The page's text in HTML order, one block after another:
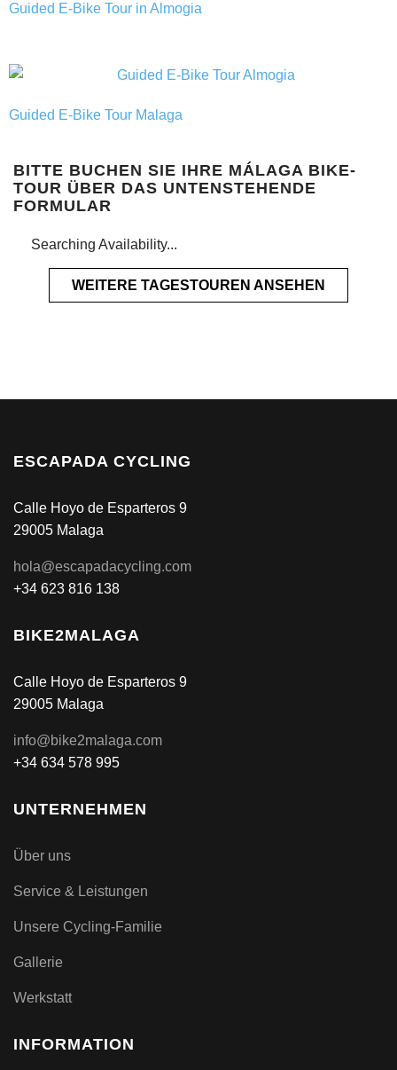
Guided E-Bike Tour in Almogia
Guided E-Bike Tour Malaga
BITTE BUCHEN SIE IHRE MÁLAGA BIKE-
TOUR ÜBER DAS UNTENSTEHENDE
FORMULAR
Searching Availability...
WEITERE TAGESTOUREN ANSEHEN
ESCAPADA CYCLING
Calle Hoyo de Esparteros 9
29005 Malaga
hola@escapadacycling.com
+34 623 816 138
BIKE2MALAGA
Calle Hoyo de Esparteros 9
29005 Malaga
info@bike2malaga.com
+34 634 578 995
UNTERNEHMEN
Über uns
Service & Leistungen
Unsere Cycling-Familie
Gallerie
Werkstatt
INFORMATION